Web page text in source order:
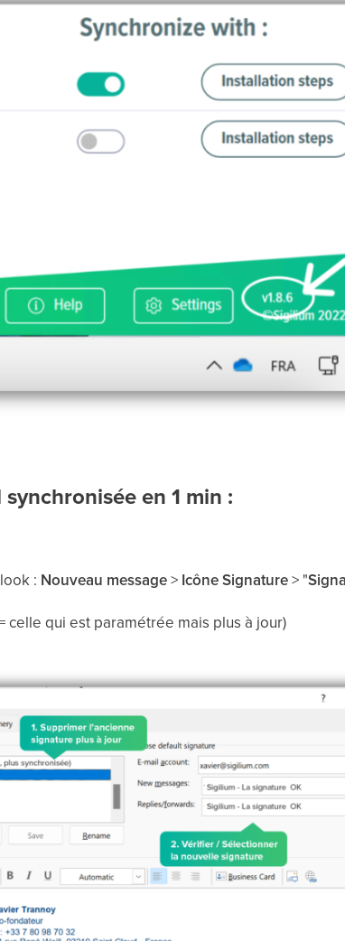
en 1 min :
: Nouveau message> Icône Signature> "
celle qui est paramétrée mais plus à jour)